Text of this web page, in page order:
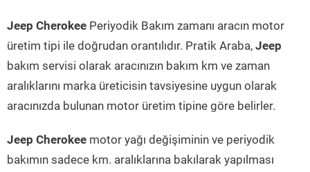
Jeep Cherokee Periyodik Bakım zamanı aracın motor
üretim tipi ile doğrudan orantılıdır. Pratik Araba, Jeep
bakım servisi olarak aracınızın bakım km ve zaman
aralıklarını marka üreticisin tavsiyesine uygun olarak
aracınızda bulunan motor üretim tipine göre belirler.
Jeep Cherokee motor yağı değişiminin ve periyodik
bakımın sadece km. aralıklarına bakılarak yapılması